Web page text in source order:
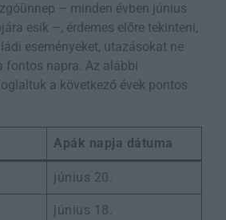
– minden évben június
esik –, érdemes előre tekinteni,
eseményeket, utazásokat ne
fontos napra. Az alábbi
a következő évek pontos
Apák napja dátuma
június 20.
június 18.